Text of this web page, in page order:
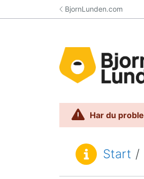
Hoppa till innehållBjornLunden.com
Har du
Du är här:Start /